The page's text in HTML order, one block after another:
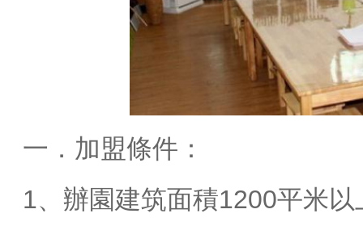
一．加盟條件：
1、辦園建筑面積1200平米以